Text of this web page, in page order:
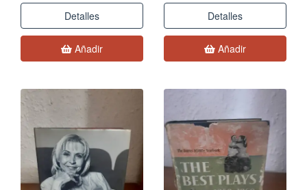
Detalles
Añadir
Detalles
Añadir